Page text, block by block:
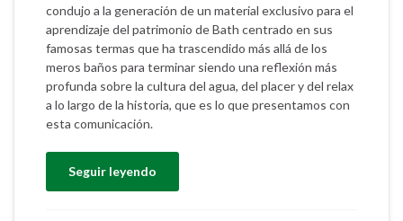
condujo a la generación de un material exclusivo para el
aprendizaje del patrimonio de Bath centrado en sus
famosas termas que ha trascendido más allá de los
meros baños para terminar siendo una reflexión más
profunda sobre la cultura del agua, del placer y del relax
a lo largo de la historia, que es lo que presentamos con
esta comunicación.
Seguir leyendo